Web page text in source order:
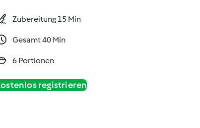
Zubereitung 15 Min
Gesamt 40 Min
6 Portionen
registrieren